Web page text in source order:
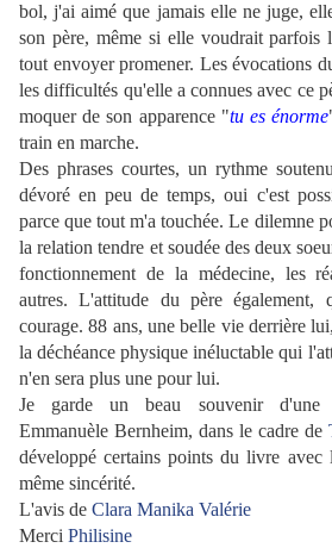
bol, j'ai aimé que jamais elle ne juge,
son père, même si elle voudrait parfois
tout envoyer promener. Les évocations
les difficultés qu'elle a connues avec ce
moquer de son apparence "tu es énorme
train en marche.
Des phrases courtes, un rythme
dévoré en peu de temps, oui c'est
parce que tout m'a touchée. Le dilemne
la relation tendre et soudée des deux
fonctionnement de la médecine, les
autres. L'attitude du père également,
courage. 88 ans, une belle vie derrière
la déchéance physique inéluctable qui
n'en sera plus une pour lui.
Je garde un beau souvenir d'une
Emmanuèle Bernheim, dans le cadre de
développé certains points du livre avec
même sincérité.
L'avis de Clara Manika Valérie
Merci Philisine